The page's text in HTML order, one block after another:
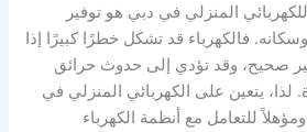
المنزلي في دبي هو توفير
فالكهرباء قد تشكل خطرًا كبيرًا إذا
صحيح، وقد تؤدي إلى حدوث حرائق
يتعين على الكهربائي المنزلي في
للتعامل مع أنظمة الكهرباء